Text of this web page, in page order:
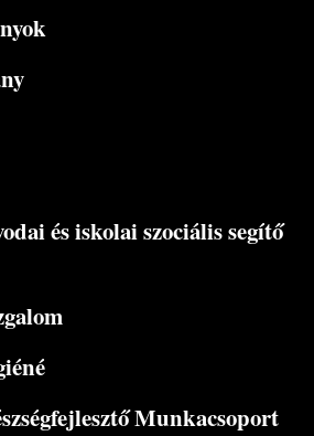
és iskolai szociális segítő
Munkacsoport